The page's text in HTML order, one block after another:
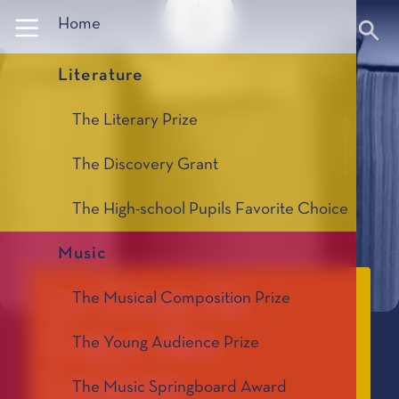
Home
Literature
The Literary Prize
The Discovery Grant
The High-school Pupils Favorite Choice
Music
The Musical Composition Prize
The Young Audience Prize
The Music Springboard Award
Le Coup de
Cœur des
Lycéens